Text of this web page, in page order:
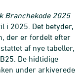
Branchekode 2025
i 2025. Det betyder,
der er fordelt efter
af nye tabeller,
De hidtidige
under arkiverede